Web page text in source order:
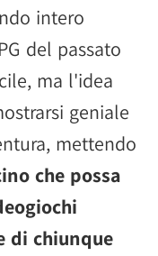
intero
del passato
ma l'idea
geniale
mettendo
che possa
di chiunque